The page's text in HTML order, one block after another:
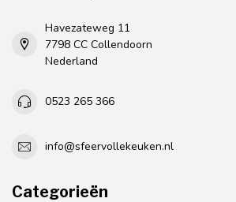
Havezateweg 11
7798 CC Collendoorn
Nederland
0523 265 366
info@sfeervollekeuken.nl
Categorieën